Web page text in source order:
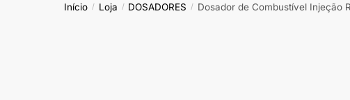
Início / Loja / DOSADORES / Dosador de Combustível Injeção